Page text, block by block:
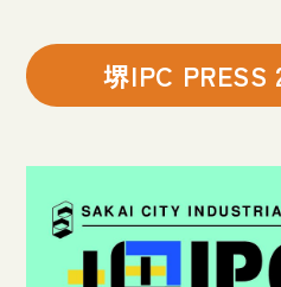
堺IPC PRESS